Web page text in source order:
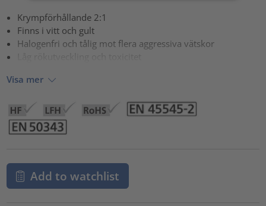
Krympförhållande 2:1
Finns i vitt och gult
Halogenfri och tålig mot flera aggressiva vätskor
Visa mer
Add to watchlist